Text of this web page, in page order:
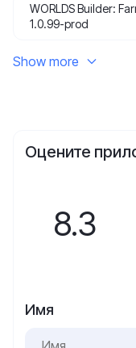
WORLDS Builder:
1.0.99-prod
Show more
Оцените
8.3
Имя